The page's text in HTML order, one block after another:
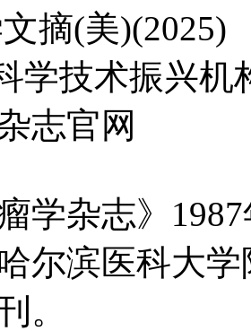
摘(美)(2025)
学技术振兴机
志官网
瘤学杂志》
尔滨医科大
。